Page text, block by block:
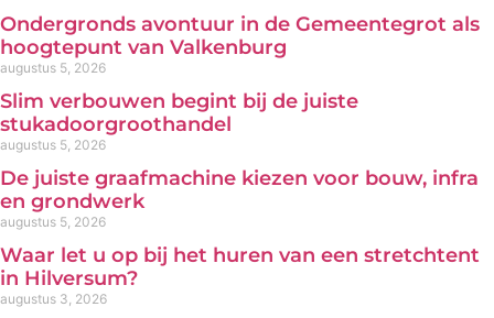
Ondergronds avontuur in de Gemeentegrot als
hoogtepunt van Valkenburg
augustus 5, 2026
Slim verbouwen begint bij de juiste
stukadoorgroothandel
augustus 5, 2026
De juiste graafmachine kiezen voor bouw, infra
en grondwerk
augustus 5, 2026
Waar let u op bij het huren van een stretchtent
in Hilversum?
augustus 3, 2026